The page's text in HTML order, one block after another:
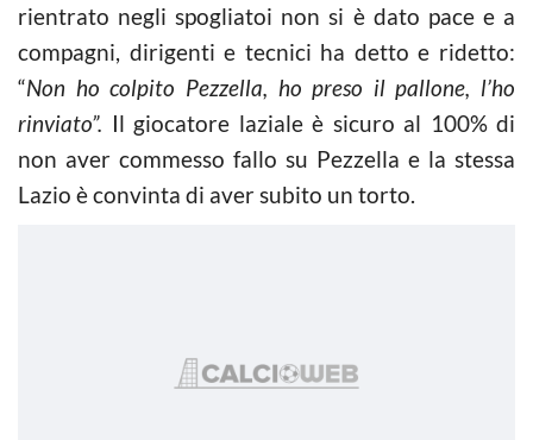
rientrato negli spogliatoi non si è dato pace e a
compagni, dirigenti e tecnici ha detto e ridetto:
“Non ho colpito Pezzella, ho preso il pallone, l’ho
rinviato”. Il giocatore laziale è sicuro al 100% di
non aver commesso fallo su Pezzella e la stessa
Lazio è convinta di aver subito un torto.